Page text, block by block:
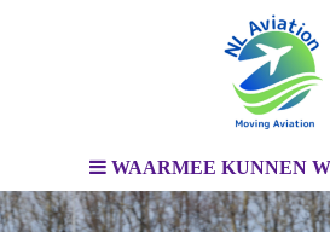
WAARMEE KUNNEN